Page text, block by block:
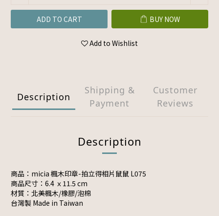
ADD TO CART BUY NOW
Add to Wishlist
Description
Shipping &
Payment
Customer
Reviews
Description
商品：micia 楓木印章-拍立得相片鼠鼠 L075
商品尺寸： 6.4 ｘ11.5 cm
材質：北美楓木/橡膠/泡棉
台灣製 Made in Taiwan